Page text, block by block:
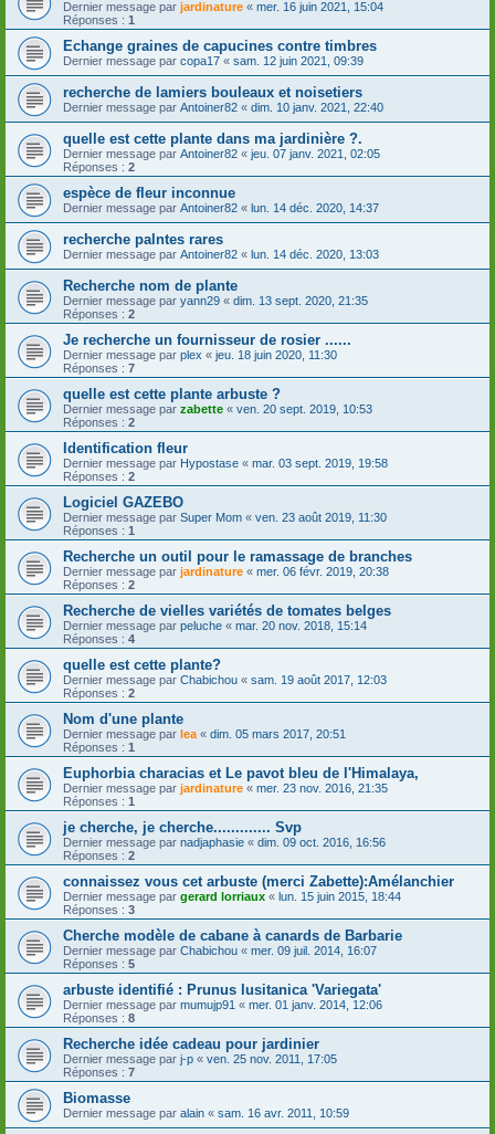
Dernier message par jardinature « mer. 16 juin 2021, 15:04
Réponses : 1
Echange graines de capucines contre timbres
Dernier message par copa17 « sam. 12 juin 2021, 09:39
recherche de lamiers bouleaux et noisetiers
Dernier message par Antoiner82 « dim. 10 janv. 2021, 22:40
quelle est cette plante dans ma jardinière ?.
Dernier message par Antoiner82 « jeu. 07 janv. 2021, 02:05
Réponses : 2
espèce de fleur inconnue
Dernier message par Antoiner82 « lun. 14 déc. 2020, 14:37
recherche palntes rares
Dernier message par Antoiner82 « lun. 14 déc. 2020, 13:03
Recherche nom de plante
Dernier message par yann29 « dim. 13 sept. 2020, 21:35
Réponses : 2
Je recherche un fournisseur de rosier ......
Dernier message par plex « jeu. 18 juin 2020, 11:30
Réponses : 7
quelle est cette plante arbuste ?
Dernier message par zabette « ven. 20 sept. 2019, 10:53
Réponses : 2
Identification fleur
Dernier message par Hypostase « mar. 03 sept. 2019, 19:58
Réponses : 2
Logiciel GAZEBO
Dernier message par Super Mom « ven. 23 août 2019, 11:30
Réponses : 1
Recherche un outil pour le ramassage de branches
Dernier message par jardinature « mer. 06 févr. 2019, 20:38
Réponses : 2
Recherche de vielles variétés de tomates belges
Dernier message par peluche « mar. 20 nov. 2018, 15:14
Réponses : 4
quelle est cette plante?
Dernier message par Chabichou « sam. 19 août 2017, 12:03
Réponses : 2
Nom d'une plante
Dernier message par lea « dim. 05 mars 2017, 20:51
Réponses : 1
Euphorbia characias et Le pavot bleu de l'Himalaya,
Dernier message par jardinature « mer. 23 nov. 2016, 21:35
Réponses : 1
je cherche, je cherche............. Svp
Dernier message par nadjaphasie « dim. 09 oct. 2016, 16:56
Réponses : 2
connaissez vous cet arbuste (merci Zabette):Amélanchier
Dernier message par gerard lorriaux « lun. 15 juin 2015, 18:44
Réponses : 3
Cherche modèle de cabane à canards de Barbarie
Dernier message par Chabichou « mer. 09 juil. 2014, 16:07
Réponses : 5
arbuste identifié : Prunus lusitanica 'Variegata'
Dernier message par mumujp91 « mer. 01 janv. 2014, 12:06
Réponses : 8
Recherche idée cadeau pour jardinier
Dernier message par j-p « ven. 25 nov. 2011, 17:05
Réponses : 7
Biomasse
Dernier message par alain « sam. 16 avr. 2011, 10:59